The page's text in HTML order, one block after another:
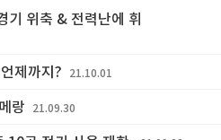
기 위축 & 전력난에 휘
제까지? 21.10.01
랑 21.09.30